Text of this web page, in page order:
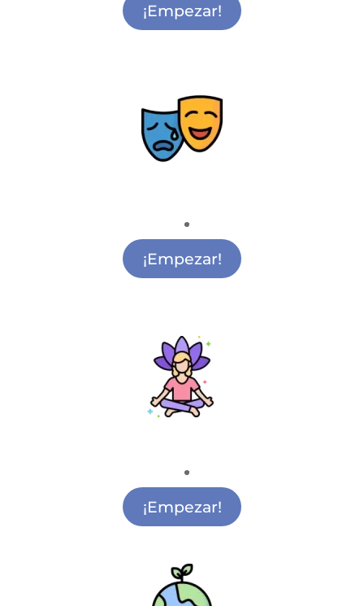
¡Empezar!
Academia de Teatro Vicálvaro
¡Empezar!
Clases de Mindfulness Vicálvaro
¡Empezar!